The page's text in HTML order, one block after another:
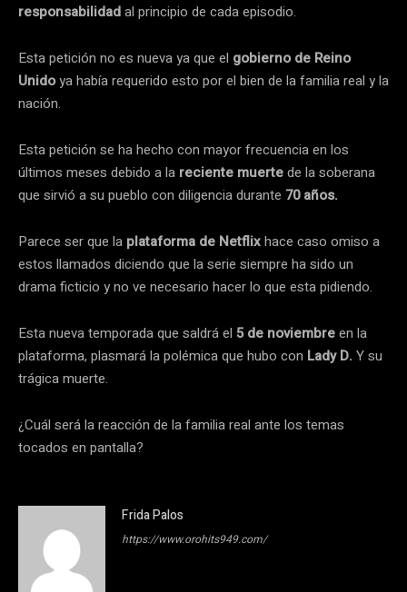
responsabilidadal principio de cada episodio.
Esta petición no es nueva ya que el gobierno de Reino
Unidoya había requerido esto por el bien de la familia real y la
nación.
Esta petición se ha hecho con mayor frecuencia en los
últimos meses debido a la reciente muertede la soberana
que sirvió a su pueblo con diligencia durante 70 años.
Parece ser que la plataforma de Netflixhace caso omiso a
estos llamados diciendo que la serie siempre ha sido un
drama ficticio y no ve necesario hacer lo que esta pidiendo.
Esta nueva temporada que saldrá el 5 de noviembreen la
plataforma, plasmará la polémica que hubo con Lady D. Y su
trágica muerte.
¿Cuál será la reacción de la familia real ante los temas
tocados en pantalla?
Frida Palos
https://www.orohits949.com/